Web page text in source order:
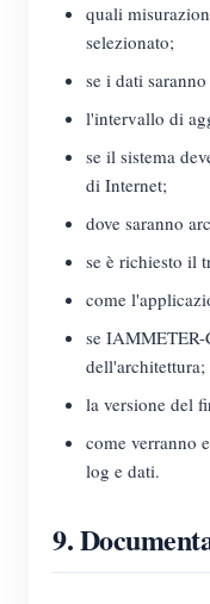
quali
selezionato;
se i dati
l'intervallo di
se il sistema
di Internet;
dove saranno
se è richiesto il
come
se IAMMETER-
dell'architettura;
la versione del
come verranno
log e dati.
9.